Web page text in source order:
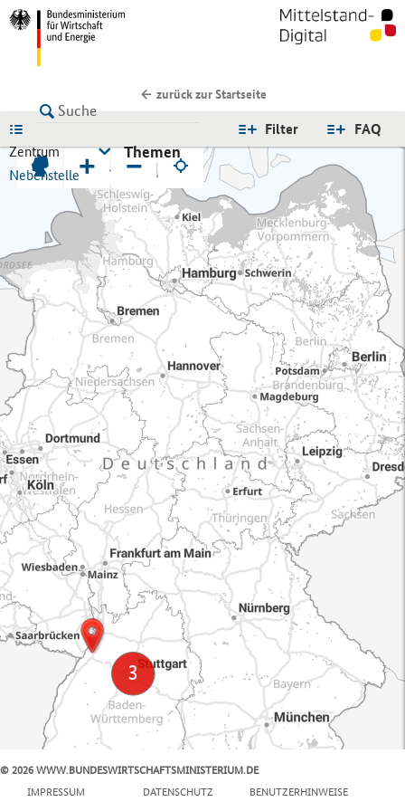
zurück zur Startseite
FAQ
Filter
Zentrum
Nebenstelle
Themen
+ −
© 2026 WWW.BUNDESWIRTSCHAFTSMINISTERIUM.DE
IMPRESSUM
DATENSCHUTZ BENUTZERHINWEISE